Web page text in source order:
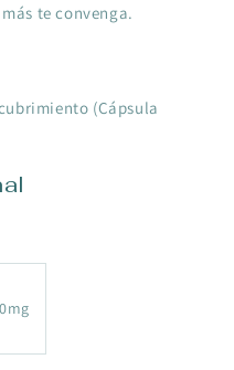
te convenga.
(Cápsula